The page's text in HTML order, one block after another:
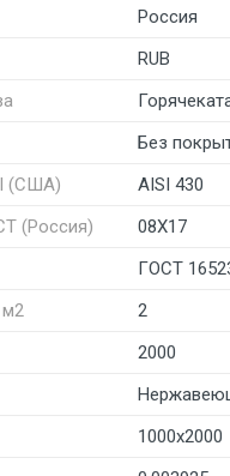
Россия
RUB
Без
(США)
AISI 430
(Россия)
08Х17
ГОСТ
2
2000
1000х2000